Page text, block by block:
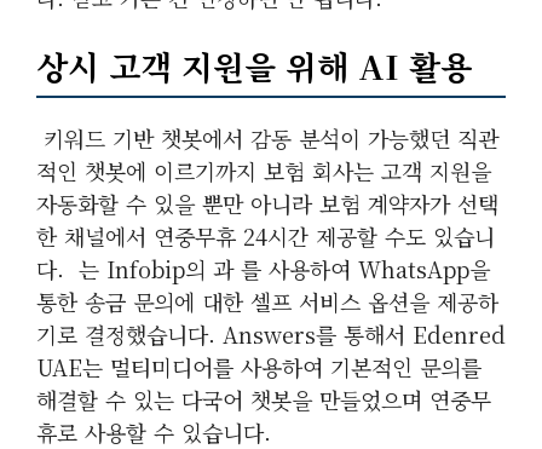
상시 고객 지원을 위해 AI 활용
​ 키워드 기반 챗봇에서 감동 분석이 가능했던 직관
적인 챗봇에 이르기까지 보험 회사는 고객 지원을
자동화할 수 있을 뿐만 아니라 보험 계약자가 선택
한 채널에서 연중무휴 24시간 제공할 수도 있습니
다. ​ 는 Infobip의 과 를 사용하여 WhatsApp을
통한 송금 문의에 대한 셀프 서비스 옵션을 제공하
기로 결정했습니다. Answers를 통해서 Edenred
UAE는 멀티미디어를 사용하여 기본적인 문의를
해결할 수 있는 다국어 챗봇을 만들었으며 연중무
휴로 사용할 수 있습니다.